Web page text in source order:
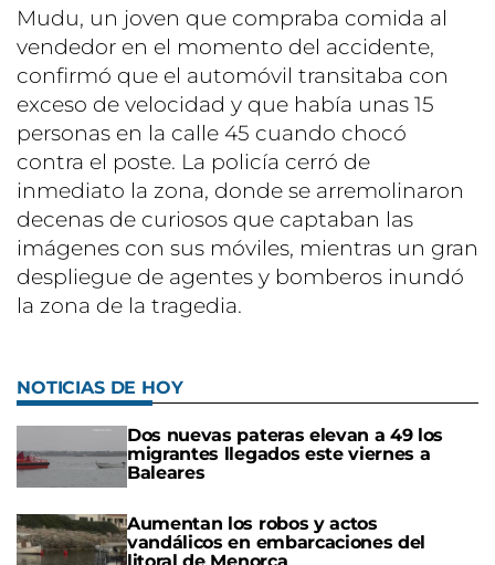
Mudu, un joven que compraba comida al
vendedor en el momento del accidente,
confirmó que el automóvil transitaba con
exceso de velocidad y que había unas 15
personas en la calle 45 cuando chocó
contra el poste. La policía cerró de
inmediato la zona, donde se arremolinaron
decenas de curiosos que captaban las
imágenes con sus móviles, mientras un gran
despliegue de agentes y bomberos inundó
la zona de la tragedia.
NOTICIAS DE HOY
Dos nuevas pateras elevan a 49 los
migrantes llegados este viernes a
Baleares
Aumentan los robos y actos
vandálicos en embarcaciones del